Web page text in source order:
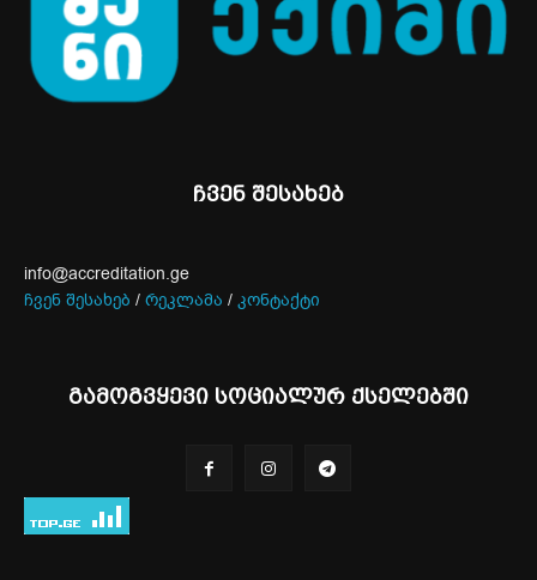
ჩვენ შესახებ
info@accreditation.ge
ჩვენ შესახებ / რეკლამა / კონტაქტი
გამოგვყევი სოციალურ ქსელებში